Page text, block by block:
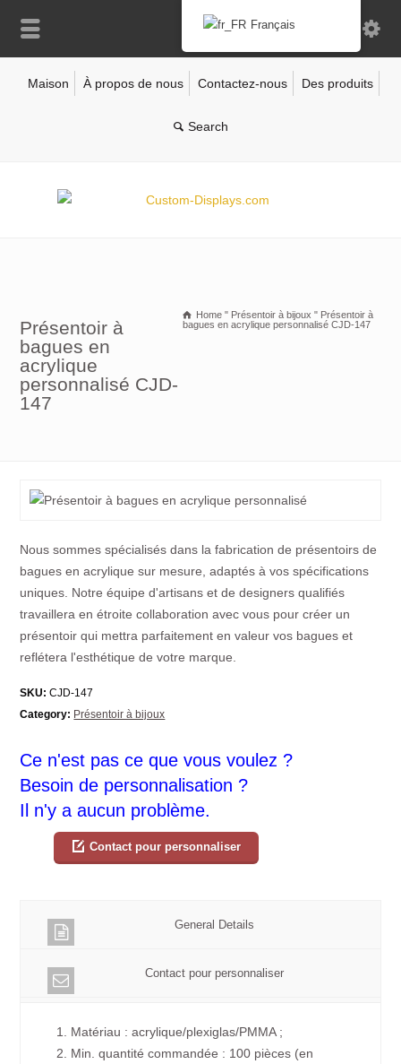
Maison À propos de nous Contactez-nous Des produits
Présentoir à
bagues en
acrylique
personnalisé CJD-
147
Home " Présentoir à bijoux " Présentoir à
bagues en acrylique personnalisé CJD-147
Nous sommes spécialisés dans la fabrication de présentoirs de
bagues en acrylique sur mesure, adaptés à vos spécifications
uniques. Notre équipe d'artisans et de designers qualifiés
travaillera en étroite collaboration avec vous pour créer un
présentoir qui mettra parfaitement en valeur vos bagues et
reflétera l'esthétique de votre marque.
SKU: CJD-147
Category: Présentoir à bijoux
Ce n'est pas ce que vous voulez ?
Besoin de personnalisation ?
Il n'y a aucun problème.
Contact pour personnaliser
General Details
Contact pour personnaliser
1. Matériau : acrylique/plexiglas/PMMA ;
2. Min. quantité commandée : 100 pièces (en
Français